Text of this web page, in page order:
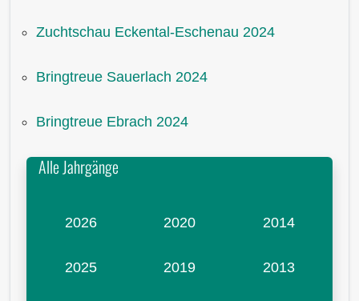
Zuchtschau Eckental-Eschenau 2024
Bringtreue Sauerlach 2024
Bringtreue Ebrach 2024
Alle Jahrgänge
2026
2025
2020
2019
2014
2013